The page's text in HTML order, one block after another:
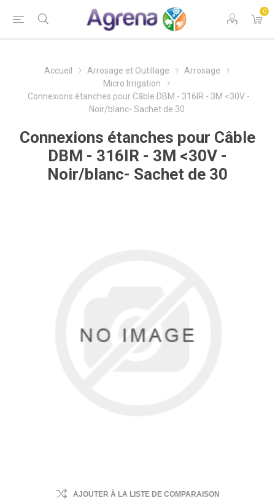
0
Accueil Arrosage et Outillage
Arrosage
Micro Irrigation
Connexions étanches pour Câble DBM - 316IR - 3M <30V -
Noir/blanc- Sachet de 30
Connexions étanches pour Câble
DBM - 316IR - 3M <30V -
Noir/blanc- Sachet de 30
AJOUTER À LA LISTE DE COMPARAISON